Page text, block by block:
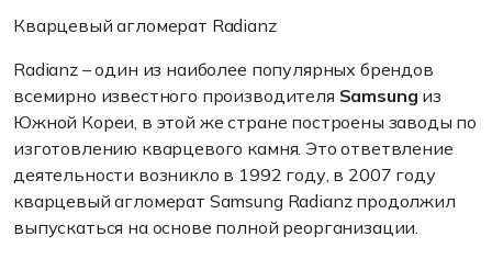
Кварцевый агломерат Radianz
Radianz – один из наиболее популярных брендов
всемирно известного производителя Samsung из
Южной Кореи, в этой же стране построены заводы по
изготовлению кварцевого камня. Это ответвление
деятельности возникло в 1992 году, в 2007 году
кварцевый агломерат Samsung Radianz продолжил
выпускаться на основе полной реорганизации.